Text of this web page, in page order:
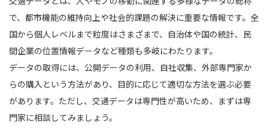
で、都市機能の維持向上や社会的課題の解決に重要な情報です。全
国から個人レベルまで粒度はさまざまで、自治体や国の統計、民
間企業の位置情報データなど種類も多岐にわたります。
データの取得には、公開データの利用、自社収集、外部専門家か
らの購入という方法があり、目的に応じて適切な方法を選ぶ必要
があります。ただし、交通データは専門性が高いため、まずは専
門家に相談してみましょう。